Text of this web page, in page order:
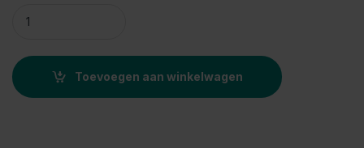
Toevoegen aan winkelwagen